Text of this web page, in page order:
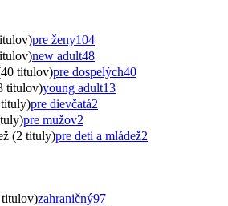
pre ženy104
new adult48
titulov)pre dospelých40
titulov)young adult13
tituly)pre dievčatá2
pre mužov2
(2 tituly)pre deti a mládež2
titulov)zahraničný97